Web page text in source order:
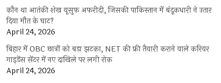
कौन था आतंकी शेख यूसुफ अफरीदी, जिसकी पाकिस्तान में बंदूकधारी ने उतार
दिया मौत के घाट?
April 24, 2026
बिहार में OBC छात्रों को बड़ा झटका, NET की फ्री तैयारी कराने वाले करियर
गाइडेंस सेंटर में नए दाखिले पर लगी रोक
April 24, 2026